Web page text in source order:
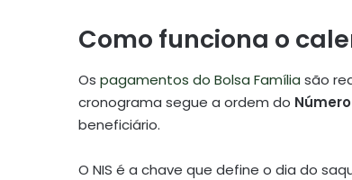
Como funciona o
Os pagamentos do Bolsa Família são
cronograma segue a ordem do
beneficiário.
O NIS é a chave que define o dia do